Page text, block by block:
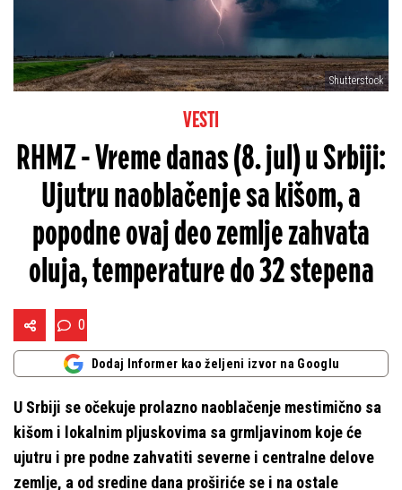
Shutterstock
VESTI
RHMZ - Vreme danas (8. jul) u Srbiji:
Ujutru naoblačenje sa kišom, a
popodne ovaj deo zemlje zahvata
oluja, temperature do 32 stepena
0
Dodaj Informer kao željeni izvor na Googlu
U Srbiji se očekuje prolazno naoblačenje mestimično sa
kišom i lokalnim pljuskovima sa grmljavinom koje će
ujutru i pre podne zahvatiti severne i centralne delove
zemlje, a od sredine dana proširiće se i na ostale